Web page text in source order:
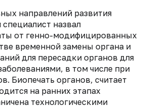
направлений развития
назвал
от генно-модифицированных
временной замены органа и
для пересадки органов для
в том числе при
Биопечать органов, считает
на ранних этапах
технологическими